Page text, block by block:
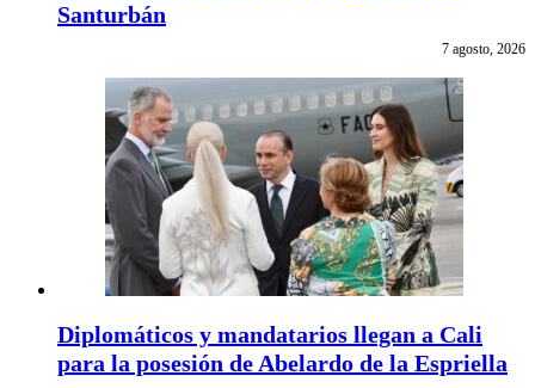
Santurbán
7 agosto, 2026
Diplomáticos y mandatarios llegan a Cali
para la posesión de Abelardo de la Espriella